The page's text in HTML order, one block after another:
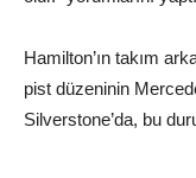
Hamilton’ın takım
pist düzeninin
Silverstone’da, bu